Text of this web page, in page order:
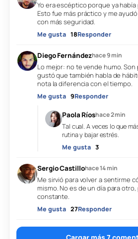
Yo era escéptico porque ya
Esto fue más práctico y me
con más seguridad.
Me gusta 18Responder
Diego Fernándezhace 9 min
Lo mejor: no te vende humo. Son
gustó que también habla de
nota la diferencia con el tiempo.
Me gusta 9Responder
Paola Ríoshace 2 min
Tal cual. A veces lo que
rutina y bajar estrés.
Me gusta 3
Sergio Castillohace 14 min
Me sirvió para volver a sentirme
mismo. No es de un día para
constante.
Me gusta 27Responder